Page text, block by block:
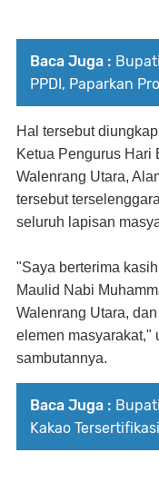
Baca Juga :
PPDI, Paparkan
Hal tersebut
Ketua Pengurus Hari
Walenrang Utara,
tersebut
seluruh lapisan
"Saya berterima
Maulid Nabi
Walenrang Utara,
elemen masyarakat,"
sambutannya.
Baca Juga :
Kakao